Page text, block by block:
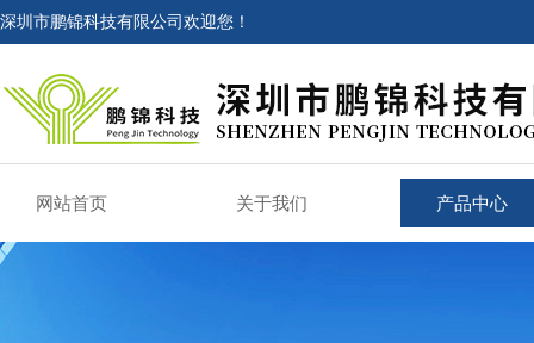
深圳市鹏锦科技有限公司欢迎您！
网站首页 关于我们 产品中心